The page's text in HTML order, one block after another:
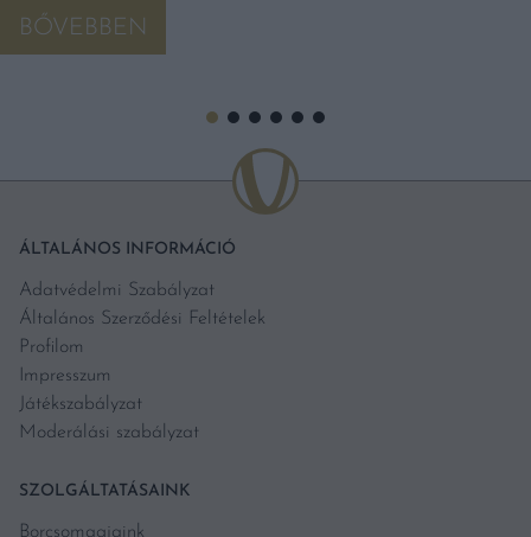
BŐVEBBEN
ÁLTALÁNOS INFORMÁCIÓ
Adatvédelmi Szabályzat
Általános Szerződési Feltételek
Profilom
Impresszum
Játékszabályzat
Moderálási szabályzat
SZOLGÁLTATÁSAINK
Borcsomagjaink